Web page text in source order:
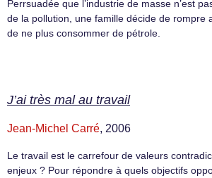
Perrsuadée que l’industrie de masse n’est
de la pollution, une famille décide de rompre
de ne plus consommer de pétrole.
J’ai très mal au travail
Jean-Michel Carré, 2006
Le travail est le carrefour de valeurs
enjeux ? Pour répondre à quels objectifs